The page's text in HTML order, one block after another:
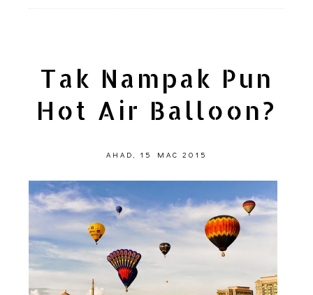
Tak Nampak Pun
Hot Air Balloon?
AHAD, 15 MAC 2015